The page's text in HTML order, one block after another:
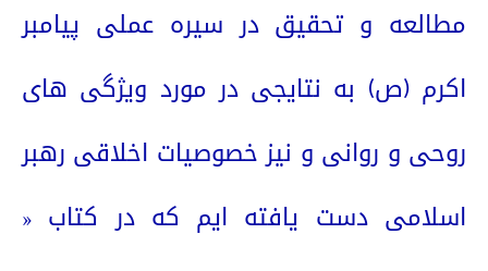
مطالعه و تحقیق در سیره عملی پیامبر
اکرم (ص) به نتایجی در مورد ویژگی های
روحی و روانی و نیز خصوصیات اخلاقی رهبر
اسلامی دست یافته ایم که در کتاب «